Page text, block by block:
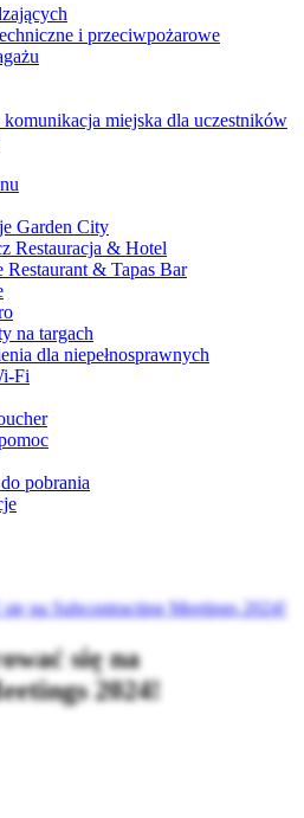
i przeciwpożarowe
miejska dla uczestników
Garden City
Restauracja & Hotel
Restaurant & Tapas Bar
na targach
dla niepełnosprawnych
Fi
pobrania
na Subcontracting Meetings 2024!
się na
2024!